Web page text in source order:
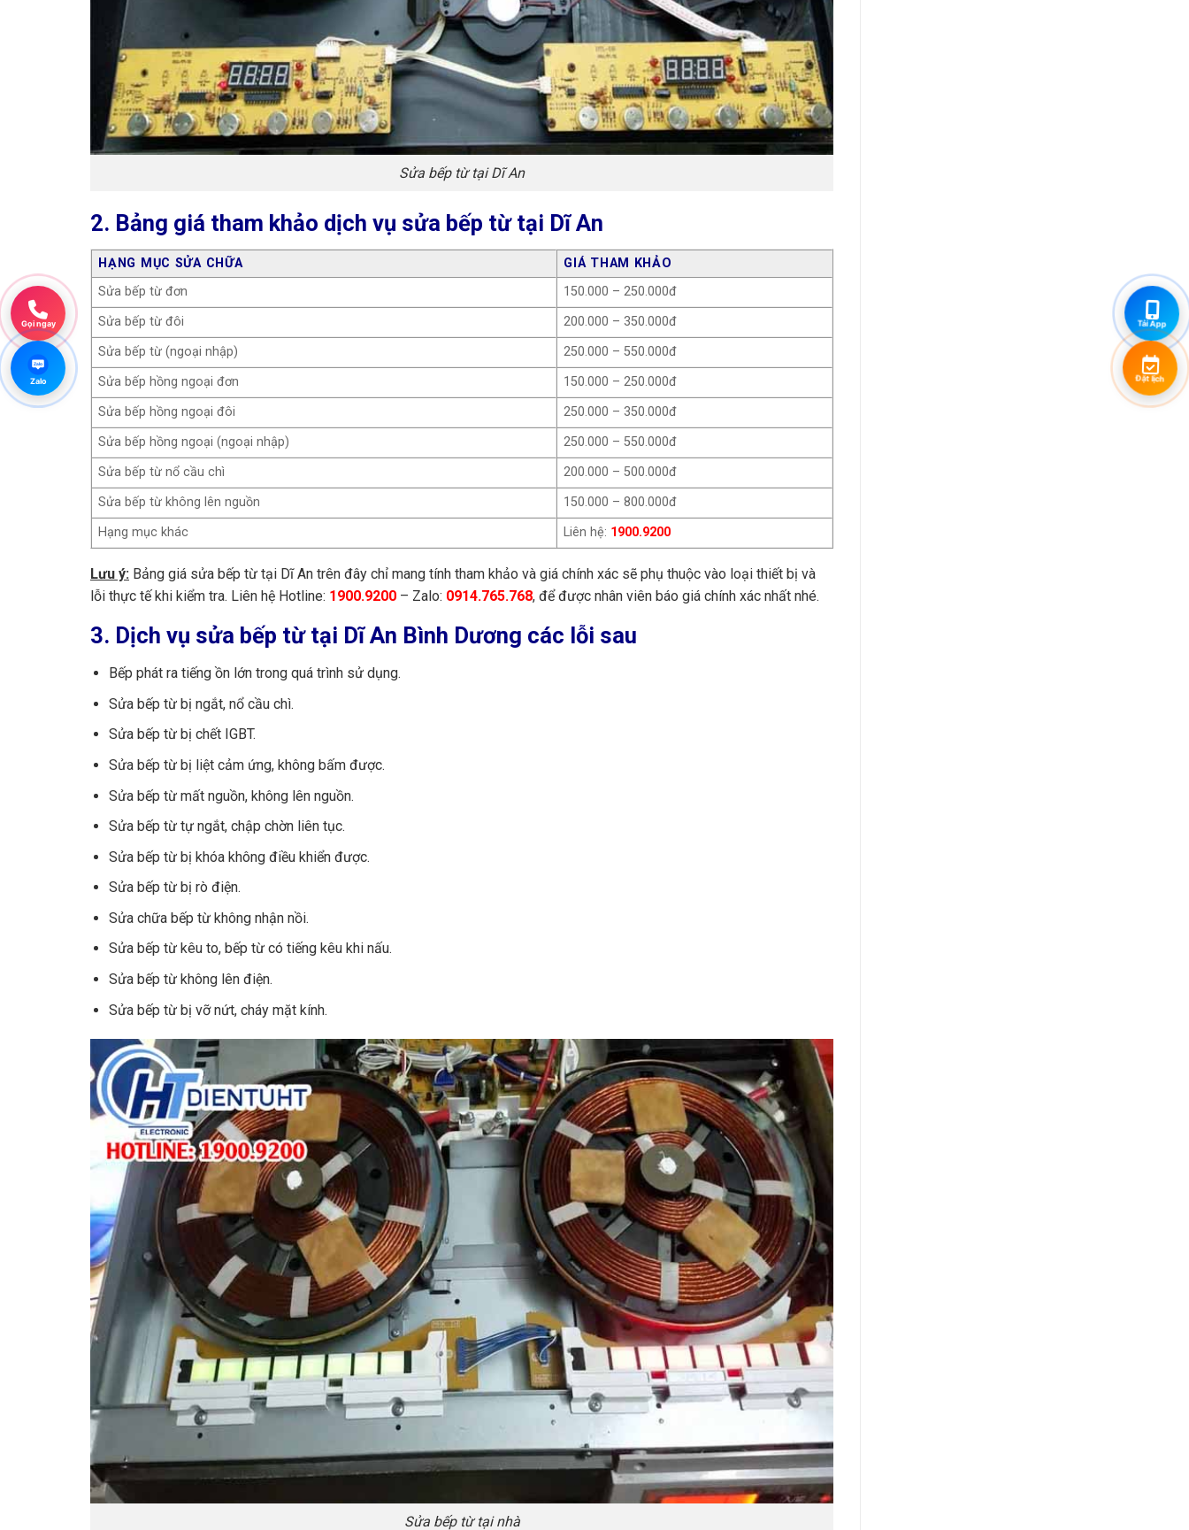
Sửa bếp từ tại Dĩ An
2. Bảng giá tham khảo dịch vụ sửa bếp từ tại Dĩ An
HẠNG MỤC SỬA CHỮA
GIÁ THAM KHẢO
Sửa bếp từ đơn
150.000 – 250.000đ
Sửa bếp từ đôi
200.000 – 350.000đ
Sửa bếp từ (ngoại nhập)
250.000 – 550.000đ
Sửa bếp hồng ngoại đơn
150.000 – 250.000đ
Sửa bếp hồng ngoại đôi
250.000 – 350.000đ
Sửa bếp hồng ngoại (ngoại nhập)
250.000 – 550.000đ
Sửa bếp từ nổ cầu chì
200.000 – 500.000đ
Sửa bếp từ không lên nguồn
150.000 – 800.000đ
Hạng mục khác
Liên hệ: 1900.9200
Lưu ý: Bảng giá sửa bếp từ tại Dĩ An trên đây chỉ mang tính tham khảo và giá chính xác sẽ phụ thuộc vào loại thiết bị và
lỗi thực tế khi kiểm tra. Liên hệ Hotline: 1900.9200 – Zalo: 0914.765.768, để được nhân viên báo giá chính xác nhất nhé.
3. Dịch vụ sửa bếp từ tại Dĩ An Bình Dương các lỗi sau
Bếp phát ra tiếng ồn lớn trong quá trình sử dụng.
Sửa bếp từ bị ngắt, nổ cầu chì.
Sửa bếp từ bị chết IGBT.
Sửa bếp từ bị liệt cảm ứng, không bấm được.
Sửa bếp từ mất nguồn, không lên nguồn.
Sửa bếp từ tự ngắt, chập chờn liên tục.
Sửa bếp từ bị khóa không điều khiển được.
Sửa bếp từ bị rò điện.
Sửa chữa bếp từ không nhận nồi.
Sửa bếp từ kêu to, bếp từ có tiếng kêu khi nấu.
Sửa bếp từ không lên điện.
Sửa bếp từ bị vỡ nứt, cháy mặt kính.
Sửa bếp từ tại nhà
Gọi ngay
Zalo
Zalo
Tải App
Đặt lịch